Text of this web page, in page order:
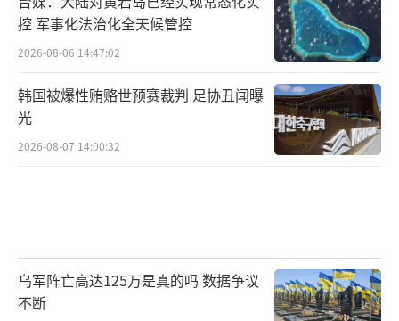
控 军事化法治化全天候管控
2026-08-06 14:47:02
韩国被爆性贿赂世预赛裁判 足协丑闻曝
光
2026-08-07 14:00:32
乌军阵亡高达125万是真的吗 数据争议
不断